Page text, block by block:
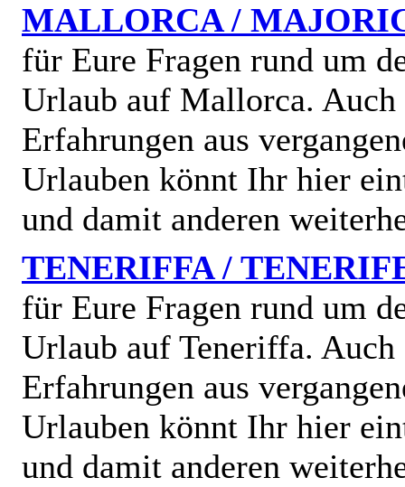
MALLORCA /
für Eure Fragen rund um
Urlaub auf Mallorca. Auch
Erfahrungen aus
Urlauben könnt Ihr hier
und damit anderen
TENERIFFA /
für Eure Fragen rund um
Urlaub auf Teneriffa. Auch
Erfahrungen aus
Urlauben könnt Ihr hier
und damit anderen